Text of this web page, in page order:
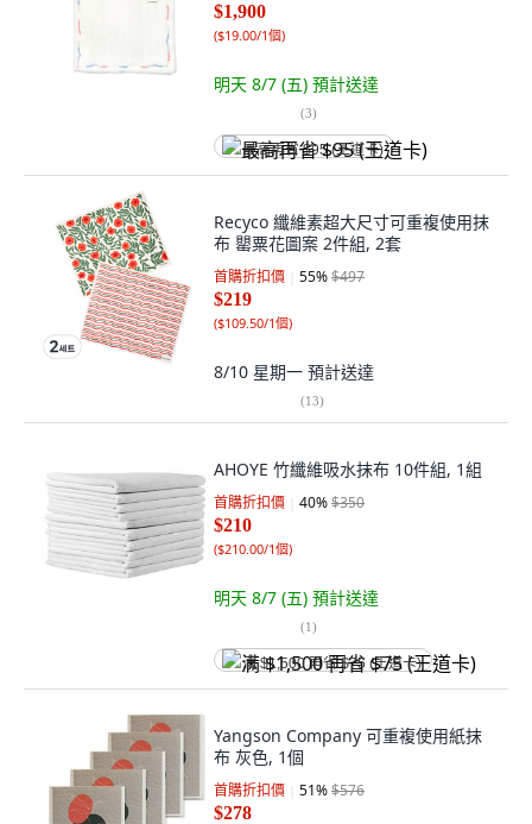
$1,900
($19.00/1個)
明天 8/7 (五) 預計送達
(3)
最高再省 $95 (王道卡)
Recyco 纖維素超大尺寸可重複使用抹
布 罌粟花圖案 2件組, 2套
首購折扣價 55%$497
$219
($109.50/1個)
8/10 星期一 預計送達
(13)
AHOYE 竹纖維吸水抹布 10件組, 1組
首購折扣價 40%$350
$210
($210.00/1個)
明天 8/7 (五) 預計送達
(1)
满 $1,500 再省 $75 (王道卡)
Yangson Company 可重複使用紙抹
布 灰色, 1個
首購折扣價 51%$576
$278